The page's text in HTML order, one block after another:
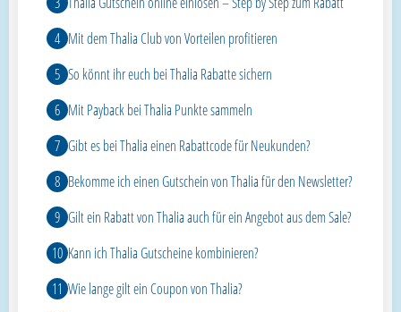
Mit dem Thalia Club von Vorteilen profitieren
So könnt ihr euch bei Thalia Rabatte sichern
Mit Payback bei Thalia Punkte sammeln
Gibt es bei Thalia einen Rabattcode für Neukunden?
Bekomme ich einen Gutschein von Thalia für den Newsletter?
Gilt ein Rabatt von Thalia auch für ein Angebot aus dem Sale?
Kann ich Thalia Gutscheine kombinieren?
Wie lange gilt ein Coupon von Thalia?